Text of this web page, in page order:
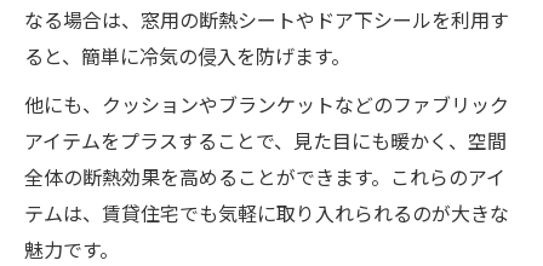
なる場合は、窓用の断熱シートやドア下シールを利用す
ると、簡単に冷気の侵入を防げます。
他にも、クッションやブランケットなどのファブリック
アイテムをプラスすることで、見た目にも暖かく、空間
全体の断熱効果を高めることができます。これらのアイ
テムは、賃貸住宅でも気軽に取り入れられるのが大きな
魅力です。